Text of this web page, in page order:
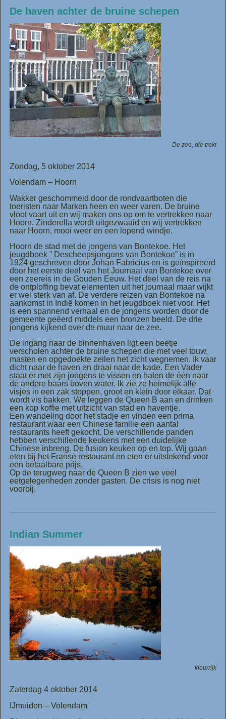
De haven achter de bruine schepen
De zee, die trekt
Zondag, 5 oktober 2014
Volendam – Hoorn
Wakker geschommeld door de rondvaartboten die
toeristen naar Marken heen en weer varen. De bruine
vloot vaart uit en wij maken ons op om te vertrekken naar
Hoorn. Zinderella wordt uitgezwaaid en wij vertrekken
naar Hoorn, mooi weer en een lopend windje.
Hoorn de stad met de jongens van Bontekoe. Het
jeugdboek ” Descheepsjongens van Bontekoe” is in
1924 geschreven door Johan Fabricius en is geïnspireerd
door het eerste deel van het Journaal van Bontekoe over
een zeereis in de Gouden Eeuw. Het deel van de reis na
de ontploffing bevat elementen uit het journaal maar wijkt
er wel sterk van af. De verdere reizen van Bontekoe na
aankomst in Indië komen in het jeugdboek niet voor. Het
is een spannend verhaal en de jongens worden door de
gemeente geëerd middels een bronzen beeld. De drie
jongens kijkend over de muur naar de zee.
De ingang naar de binnenhaven ligt een beetje
verscholen achter de bruine schepen die met veel touw,
masten en opgedoekte zeilen het zicht wegnemen. Ik vaar
dicht naar de haven en draai naar de kade. Een Vader
staat er met zijn jongens te vissen en halen de één naar
de andere baars boven water. Ik zie ze heimelijk alle
visjes in een zak stoppen, groot en klein door elkaar. Dat
wordt vis bakken. We leggen de Queen B aan en drinken
een kop koffie met uitzicht van stad en haventje.
Een wandeling door het stadje en vinden een prima
restaurant waar een Chinese familie een aantal
restaurants heeft gekocht. De verschillende panden
hebben verschillende keukens met een duidelijke
Chinese inbreng. De fusion keuken op en top. Wij gaan
eten bij het Franse restaurant en eten er uitstekend voor
een betaalbare prijs.
Op de terugweg naar de Queen B zien we veel
eetgelegenheden zonder gasten. De crisis is nog niet
voorbij.
Indian Summer
kleurrijk
Zaterdag 4 oktober 2014
IJmuiden – Volendam